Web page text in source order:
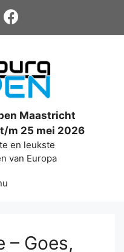
Maastricht
m 25 mei 2026
en leukste
van Europa
– Goes,